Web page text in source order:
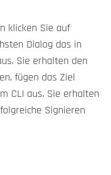
klicken Sie auf
Dialog das in
Sie erhalten den
fügen das Ziel
CLI aus. Sie erhalten
Signieren